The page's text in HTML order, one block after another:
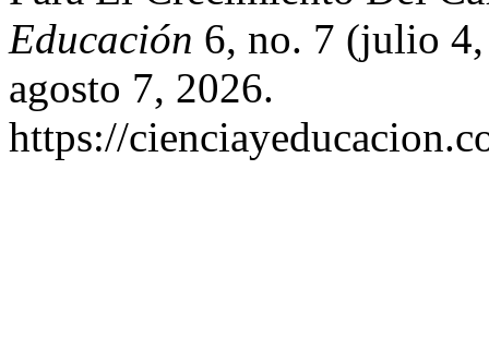
Educación 6, no. 7 (julio
agosto 7, 2026.
https://